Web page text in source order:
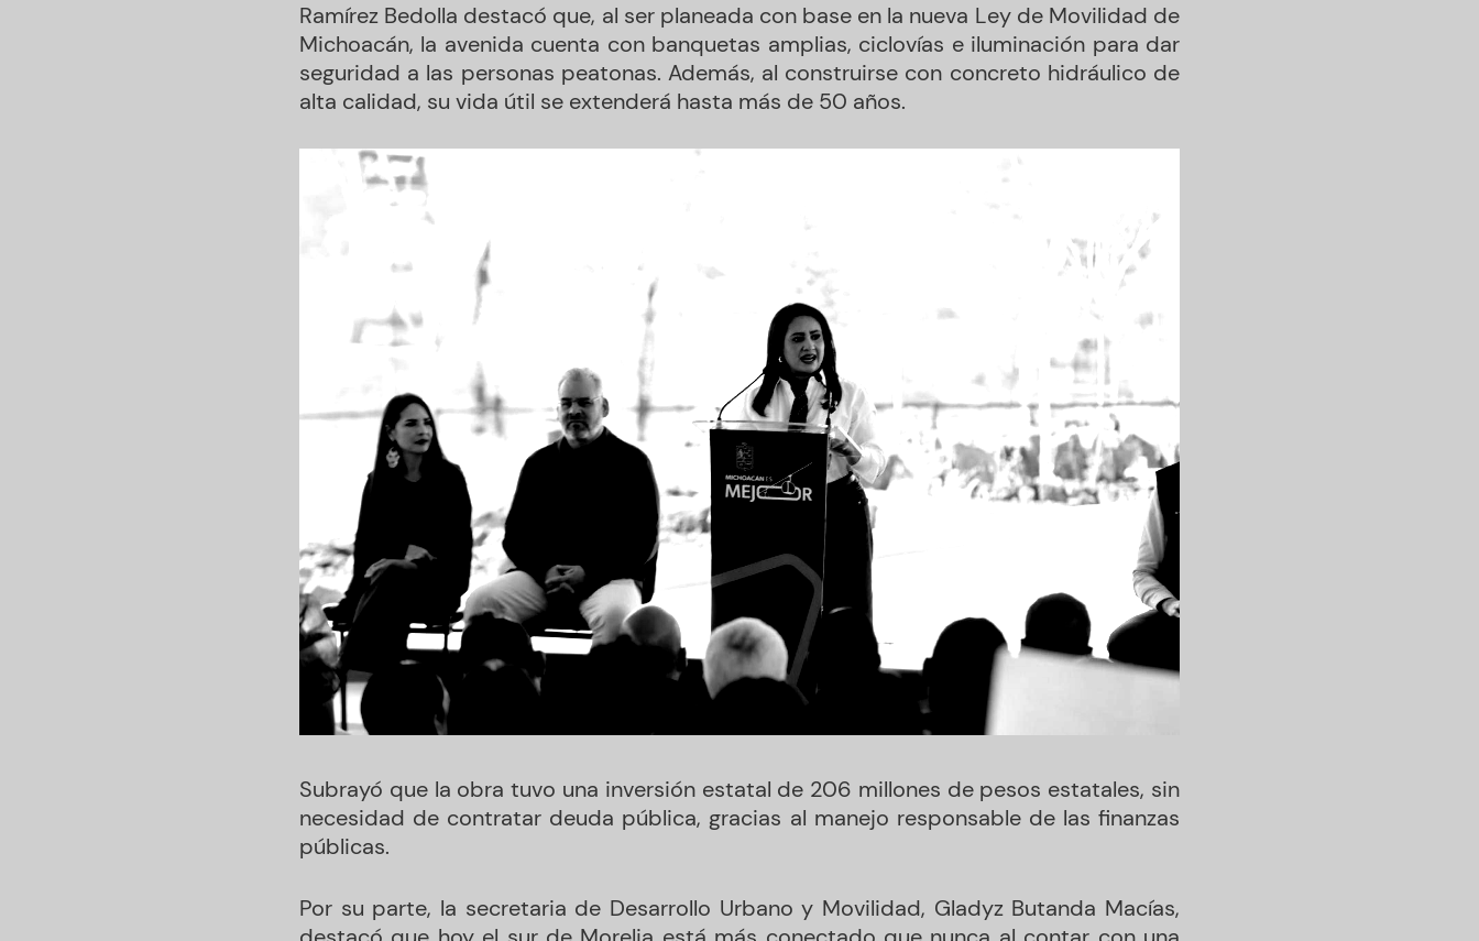
Ramírez Bedolla destacó que, al ser planeada con base en la nueva Ley de Movilidad de
Michoacán, la avenida cuenta con banquetas amplias, ciclovías e iluminación para dar
seguridad a las personas peatonas. Además, al construirse con concreto hidráulico de
alta calidad, su vida útil se extenderá hasta más de 50 años.
Subrayó que la obra tuvo una inversión estatal de 206 millones de pesos estatales, sin
necesidad de contratar deuda pública, gracias al manejo responsable de las finanzas
públicas.
Por su parte, la secretaria de Desarrollo Urbano y Movilidad, Gladyz Butanda Macías,